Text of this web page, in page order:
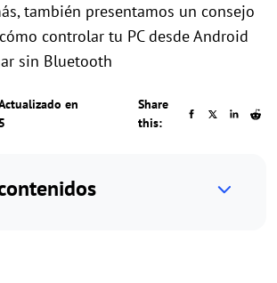
también presentamos un consejo
controlar tu PC desde Android
sin Bluetooth
en
Share
this: